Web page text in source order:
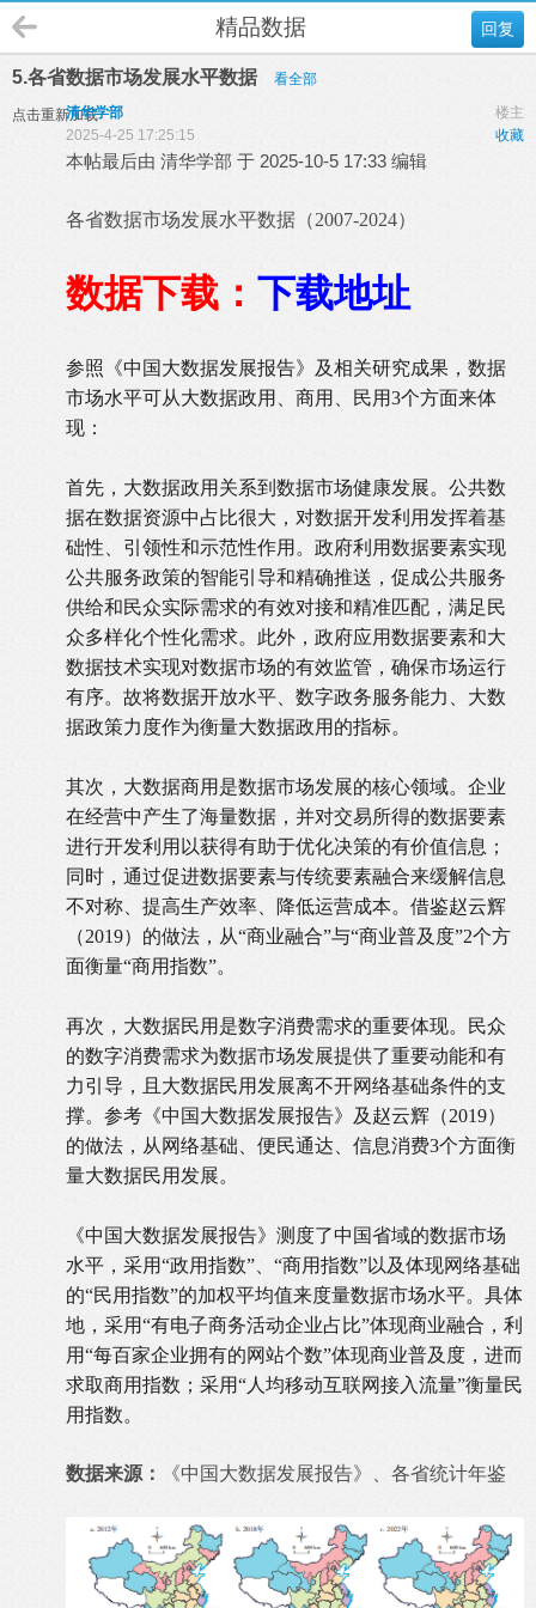
回复
精品数据
5.各省数据市场发展水平数据 看全部
点击重新加载 楼主
清华学部
收藏
2025-4-25 17:25:15
本帖最后由 清华学部 于 2025-10-5 17:33 编辑
各省数据市场发展水平数据（2007-2024）
数据下载： 下载地址
参照《中国大数据发展报告》及相关研究成果，数据
市场水平可从大数据政用、商用、民用3个方面来体
现：
首先，大数据政用关系到数据市场健康发展。公共数
据在数据资源中占比很大，对数据开发利用发挥着基
础性、引领性和示范性作用。政府利用数据要素实现
公共服务政策的智能引导和精确推送，促成公共服务
供给和民众实际需求的有效对接和精准匹配，满足民
众多样化个性化需求。此外，政府应用数据要素和大
数据技术实现对数据市场的有效监管，确保市场运行
有序。故将数据开放水平、数字政务服务能力、大数
据政策力度作为衡量大数据政用的指标。
其次，大数据商用是数据市场发展的核心领域。企业
在经营中产生了海量数据，并对交易所得的数据要素
进行开发利用以获得有助于优化决策的有价值信息；
同时，通过促进数据要素与传统要素融合来缓解信息
不对称、提高生产效率、降低运营成本。借鉴赵云辉
（2019） 的做法，从“商业融合”与“商业普及度”2个方
面衡量“商用指数”。
再次，大数据民用是数字消费需求的重要体现。民众
的数字消费需求为数据市场发展提供了重要动能和有
力引导，且大数据民用发展离不开网络基础条件的支
撑。参考《中国大数据发展报告》及赵云辉（2019）
的做法，从网络基础、便民通达、信息消费3个方面衡
量大数据民用发展。
《中国大数据发展报告》测度了中国省域的数据市场
水平，采用“政用指数” “商用指数”以及体现网络基础
的“民用指数”的加权平均值来度量数据市场水平。具体
地，采用“有电子商务活动企业占比”体现商业融合，利
用“每百家企业拥有的网站个数”体现商业普及度，进而
求取商用指数；采用“人均移动互联网接入流量”衡量民
用指数。
数据来源： 《中国大数据发展报告》、各省统计年鉴